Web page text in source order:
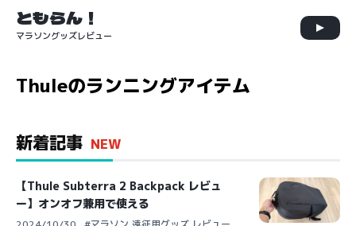
ともらん！
マラソングッズレビュー
Thuleのランニングアイテム
新着記事 NEW
【Thule Subterra 2 Backpack レビュ
ー】オンオフ兼用で使える